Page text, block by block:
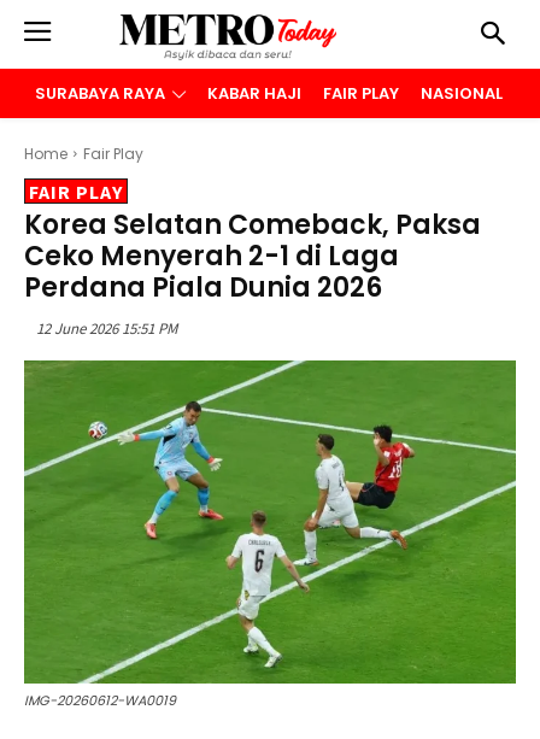
SURABAYA RAYA KABAR HAJI FAIR PLAY NASIONAL
Home Fair Play
FAIR PLAY
Korea Selatan Comeback, Paksa
Ceko Menyerah 2-1 di Laga
Perdana Piala Dunia 2026
12 June 2026 15:51 PM
IMG-20260612-WA0019